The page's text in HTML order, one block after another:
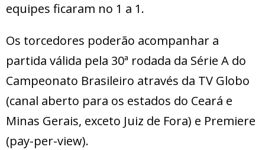
equipes ficaram no 1 a 1.
Os torcedores poderão acompanhar a
partida válida pela 30ª rodada da Série A do
Campeonato Brasileiro através da TV Globo
(canal aberto para os estados do Ceará e
Minas Gerais, exceto Juiz de Fora) e Premiere
(pay-per-view).